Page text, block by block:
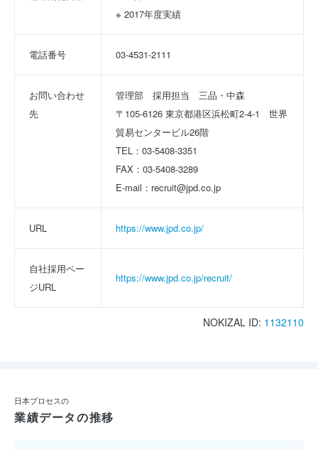
※ 2017年度実績
電話番号 03-4531-2111
お問い合わせ
先
管理部　採用担当　三品・中森
〒105-6126 東京都港区浜松町2-4-1　世界
貿易センタービル26階
TEL：03-5408-3351
FAX：03-5408-3289
E-mail：recruit@jpd.co.jp
URL https://www.jpd.co.jp/
自社採用ペー
ジURL
https://www.jpd.co.jp/recruit/
NOKIZAL ID: 1132110
日本プロセスの
業績データの推移